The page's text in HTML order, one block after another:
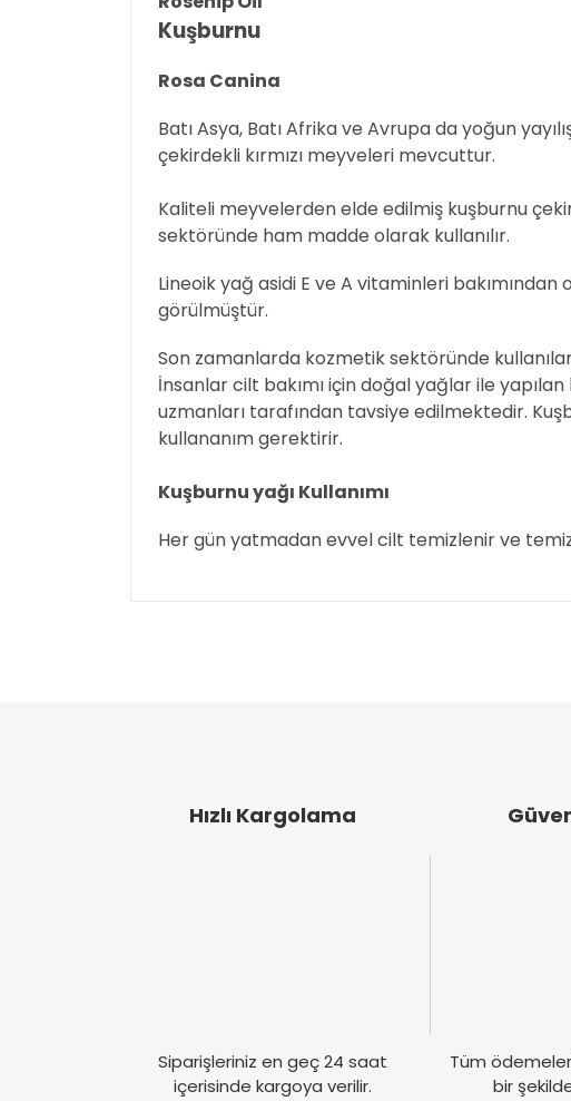
Kuşburnu
Rosa Canina
Batı Asya, Batı Afrika ve Avrupa da yoğun
çekirdekli kırmızı meyveleri mevcuttur.
Kaliteli meyvelerden elde edilmiş kuşburnu
sektöründe ham madde olarak kullanılır.
Lineoik yağ asidi E ve A vitaminleri
görülmüştür.
Son zamanlarda kozmetik sektöründe
İnsanlar cilt bakımı için doğal yağlar ile
uzmanları tarafından tavsiye edilmektedir.
kullananım gerektirir.
Kuşburnu yağı Kullanımı
Her gün yatmadan evvel cilt temizlenir ve
Bu ürünün fiyat bilgisi, resim, ürün açıklamalarında
Hızlı Kargolama
Siparişleriniz en geç 24 saat
içerisinde kargoya verilir.
Tüm
bir